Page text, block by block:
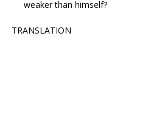
weaker than himself?
TRANSLATION